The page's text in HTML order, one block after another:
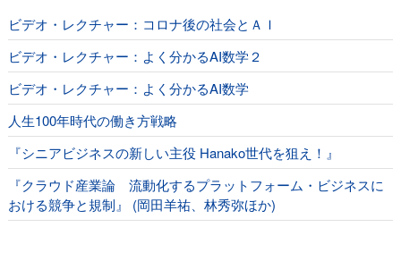
ビデオ・レクチャー：コロナ後の社会とＡＩ
ビデオ・レクチャー：よく分かるAI数学２
ビデオ・レクチャー：よく分かるAI数学
人生100年時代の働き方戦略
『シニアビジネスの新しい主役 Hanako世代を狙え！』
『クラウド産業論 流動化するプラットフォーム・ビジネスに
おける競争と規制』 (岡田羊祐、林秀弥ほか)